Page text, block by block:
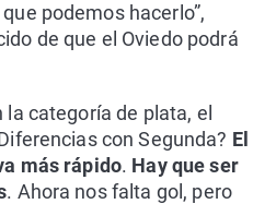
podemos hacerlo”,
de que el Oviedo podrá
categoría de plata, el
con Segunda? El
más rápido. Hay que ser
. Ahora nos falta gol, pero